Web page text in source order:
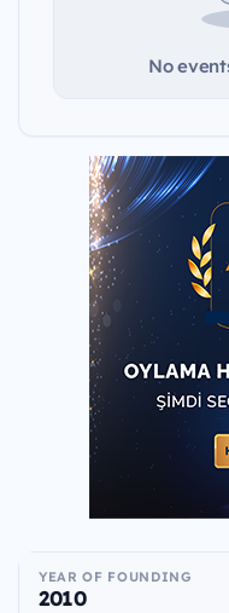
No
YEAR OF FOUNDING
2010